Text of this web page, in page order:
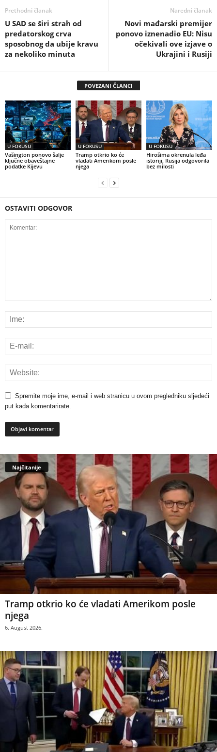
Prethodni članak
U SAD se širi strah od
predatorskog crva
sposobnog da ubije kravu
za nekoliko minuta
Naredni članak
Novi mađarski premijer
ponovo iznenadio EU: Nisu
očekivali ove izjave o
Ukrajini i Rusiji
POVEZANI ČLANCI
U FOKUSU
Vašington ponovo šalje
ključne obaveštajne
podatke Kijevu
U FOKUSU
Tramp otkrio ko će
vladati Amerikom posle
njega
U FOKUSU
Hirošima okrenula leđa
istoriji, Rusija odgovorila
bez milosti
OSTAVITI ODGOVOR
Spremite moje ime, e-mail i web stranicu u ovom pregledniku sljedeći
put kada komentarirate.
Najčitanije
Tramp otkrio ko će vladati Amerikom posle
njega
6. August 2026.